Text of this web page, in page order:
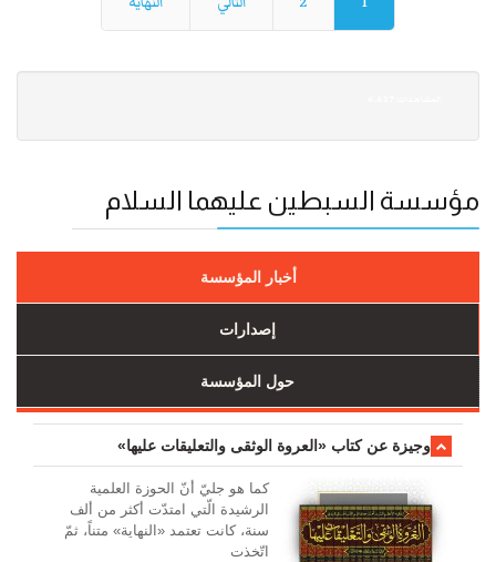
مؤسسة السبطين عليهما السلام
أخبار المؤسسة
إصدارات
حول المؤسسة
وجیزة عن کتاب «العروة الوثقی والتعلیقات علیها»
کما هو جليّ أنّ الحوزة العلمیة
الرشیدة الّتي امتدّت أكثر من ألف
سنة، كانت تعتمد «النهاية» متناً، ثمّ
اتّخذت